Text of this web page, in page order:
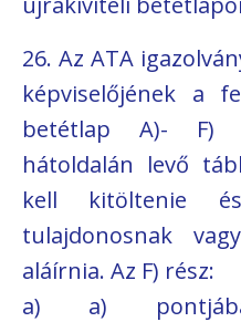
26. Az ATA
képviselőjének a
betétlap A)- F)
hátoldalán levő
kell kitöltenie
tulajdonosnak
aláírnia. Az F) rész:
a) a)